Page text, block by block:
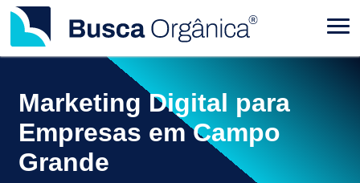
Marketing Digital para
Empresas em Campo
Grande